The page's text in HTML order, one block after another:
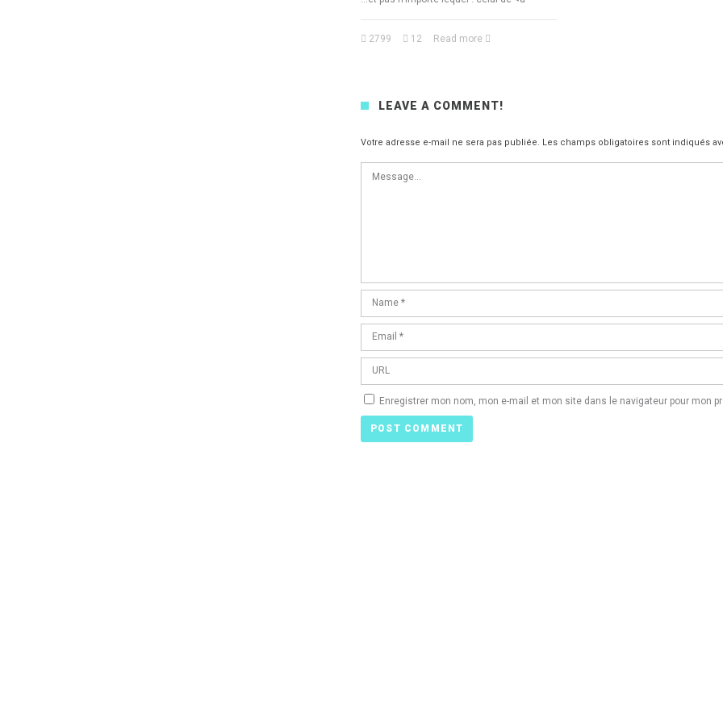
2799 12 Read more
LEAVE A COMMENT!
Votre adresse e-mail ne sera pas publiée. Les champs obligatoires sont indiqués
Enregistrer mon nom, mon e-mail et mon site dans le navigateur pour mon